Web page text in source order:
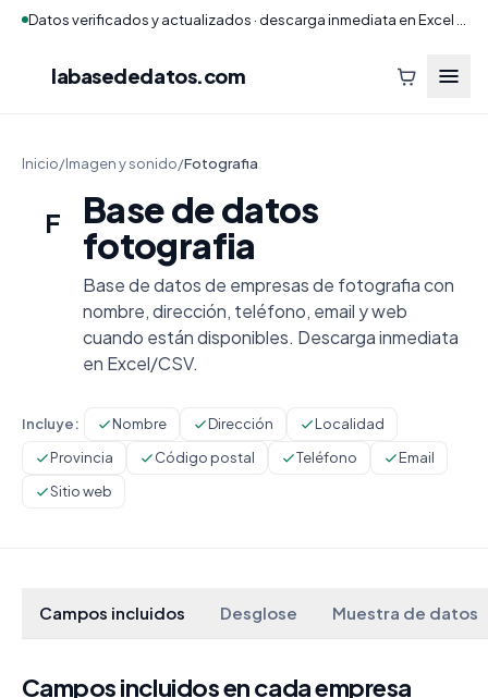
labasededatos.com
Inicio/Imagen y sonido/Fotografia
F
Base de datos
fotografia
Base de datos de empresas de fotografia con
nombre, dirección, teléfono, email y web
cuando están disponibles. Descarga inmediata
en Excel/CSV.
Incluye: Nombre Dirección
Localidad
Provincia
Código postal Teléfono
Email
Sitio web
Campos incluidos Desglose Muestra de datos
Campos incluidos en cada empresa